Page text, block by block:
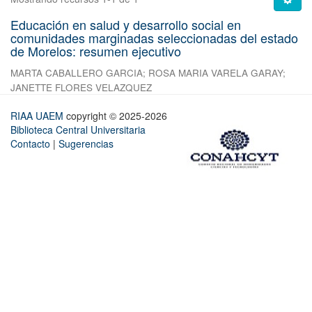
Educación en salud y desarrollo social en
comunidades marginadas seleccionadas del estado
de Morelos: resumen ejecutivo
MARTA CABALLERO GARCIA; ROSA MARIA VARELA GARAY;
JANETTE FLORES VELAZQUEZ
RIAA UAEM copyright © 2025-2026
Biblioteca Central Universitaria
Contacto | Sugerencias